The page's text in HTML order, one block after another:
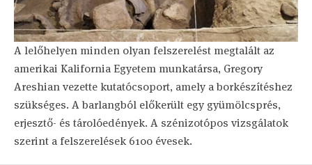
A lelőhelyen minden olyan felszerelést megtalált az
amerikai Kalifornia Egyetem munkatársa, Gregory
Areshian vezette kutatócsoport, amely a borkészítéshez
szükséges. A barlangból előkerült egy gyümölcsprés,
erjesztő- és tárolóedények. A szénizotópos vizsgálatok
szerint a felszerelések 6100 évesek.